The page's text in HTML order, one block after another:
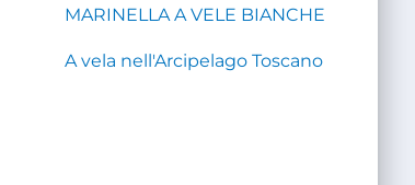
MARINELLA A VELE BIANCHE
A vela nell'Arcipelago Toscano